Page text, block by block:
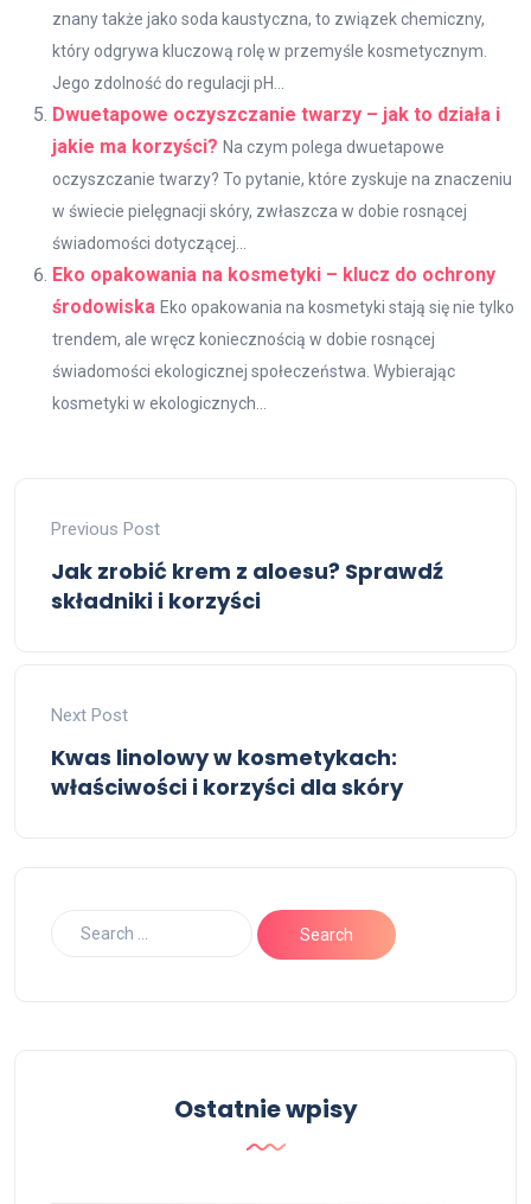
znany także jako soda kaustyczna, to związek chemiczny,
który odgrywa kluczową rolę w przemyśle kosmetycznym.
Jego zdolność do regulacji pH...
Dwuetapowe oczyszczanie twarzy – jak to działa i
jakie ma korzyści? Na czym polega dwuetapowe
oczyszczanie twarzy? To pytanie, które zyskuje na znaczeniu
w świecie pielęgnacji skóry, zwłaszcza w dobie rosnącej
świadomości dotyczącej...
Eko opakowania na kosmetyki – klucz do ochrony
środowiska Eko opakowania na kosmetyki stają się nie tylko
trendem, ale wręcz koniecznością w dobie rosnącej
świadomości ekologicznej społeczeństwa. Wybierając
kosmetyki w ekologicznych...
Previous Post
Jak zrobić krem z aloesu? Sprawdź
składniki i korzyści
Next Post
Kwas linolowy w kosmetykach:
właściwości i korzyści dla skóry
Ostatnie wpisy